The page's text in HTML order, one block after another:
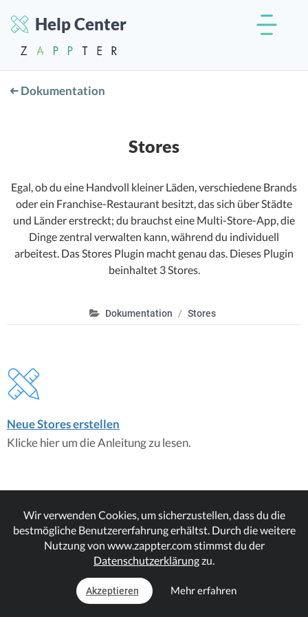
Help Center
Dokumentation
Stores
Egal, ob du eine Handvoll kleiner Läden, verschiedene Brands
oder ein Franchise-Restaurant besitzt, das sich über Städte
und Länder erstreckt; du brauchst eine Multi-Store-App, die
Dinge zentral verwalten kann, während du individuell
arbeitest. Das Stores Plugin macht genau das. Dieses Plugin
beinhaltet 3 Stores.
Dokumentation Stores
Neue Stores erstellen
Klicke hier um die Anleitung zu lesen.
Ladeninhalte erstellen
Klicke hier um die Anleitung zu lesen.
Wir verwenden Cookies, um sicherzustellen, dass du die
bestmögliche Benutzererfahrung erhältst. Durch die weitere
Nutzung von www.zappter.com stimmst du der
Datenschutzerklärungzu.
Akzeptieren Mehr erfahren